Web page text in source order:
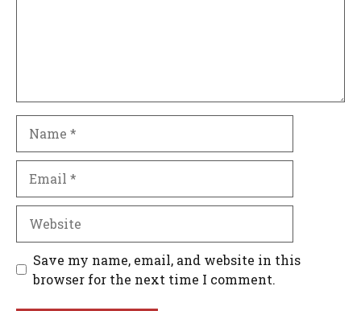
Save my name, email, and website in this
browser for the next time I comment.